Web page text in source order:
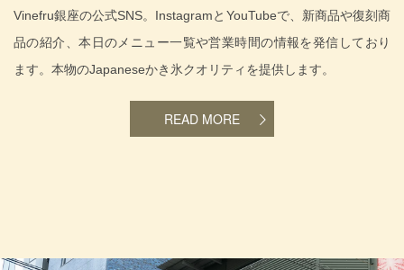
Vinefru銀座の公式SNS。InstagramとYouTubeで、新商品や復刻商
品の紹介、本日のメニュー一覧や営業時間の情報を発信しており
ます。本物のJapaneseかき氷クオリティを提供します。
READ MORE